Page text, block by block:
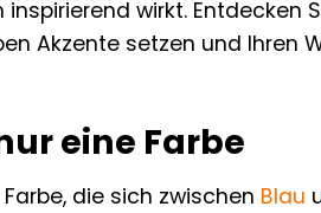
wirkt. Entdecken
Akzente setzen und Ihren
eine Farbe
die sich zwischen Blau